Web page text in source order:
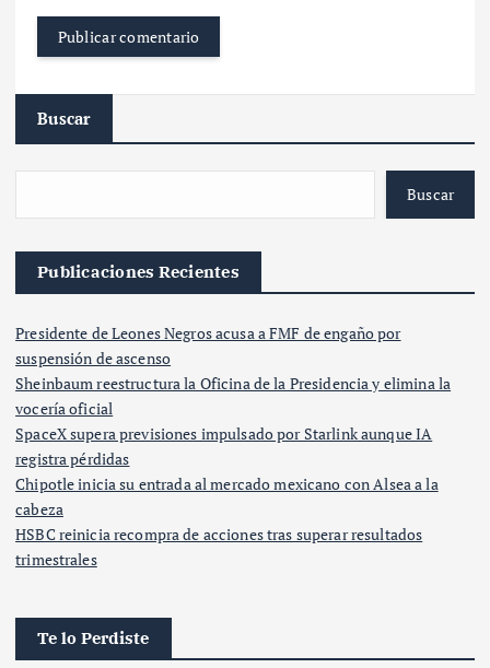
Buscar
Buscar
Publicaciones Recientes
Presidente de Leones Negros acusa a FMF de engaño por
suspensión de ascenso
Sheinbaum reestructura la Oficina de la Presidencia y elimina la
vocería oficial
SpaceX supera previsiones impulsado por Starlink aunque IA
registra pérdidas
Chipotle inicia su entrada al mercado mexicano con Alsea a la
cabeza
HSBC reinicia recompra de acciones tras superar resultados
trimestrales
Te lo Perdiste